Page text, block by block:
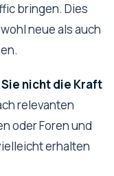
bringen. Dies
neue als auch
nicht die Kraft
relevanten
oder Foren und
erhalten